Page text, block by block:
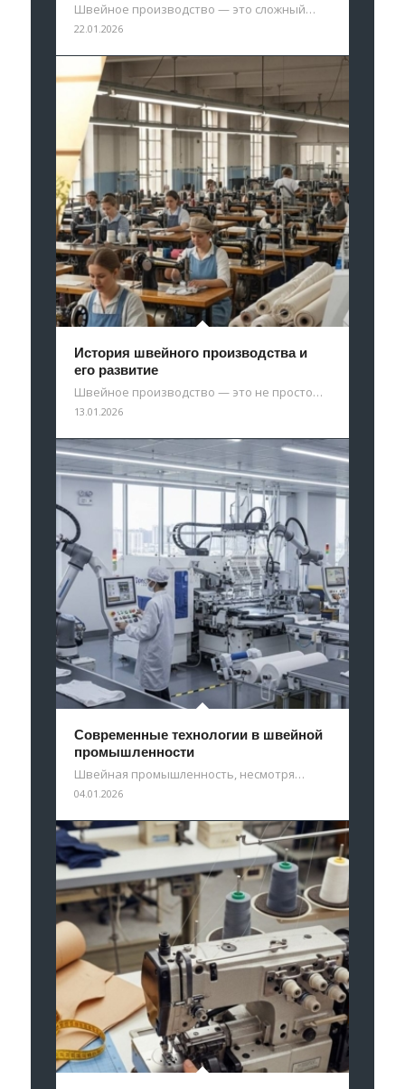
Швейное производство — это сложный…
22.01.2026
История швейного производства и
его развитие
Швейное производство — это не просто…
13.01.2026
Современные технологии в швейной
промышленности
Швейная промышленность, несмотря…
04.01.2026